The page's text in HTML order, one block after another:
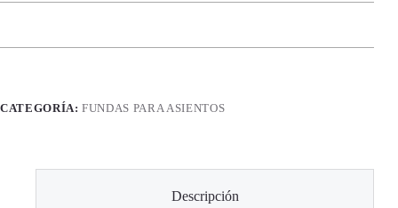
CATEGORÍA:FUNDAS PARA ASIENTOS
Descripción